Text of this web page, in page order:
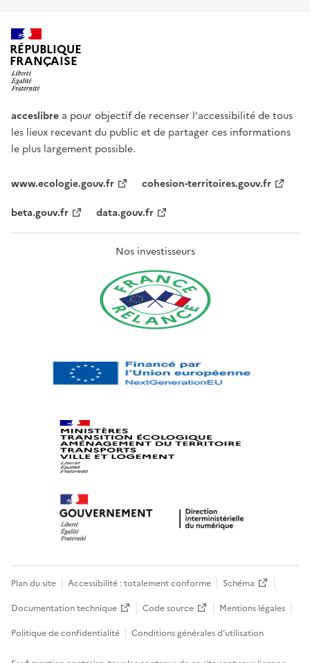
RÉPUBLIQUE
FRANÇAISE
acceslibre a pour objectif de recenser l'accessibilité de tous
les lieux recevant du public et de partager ces informations
le plus largement possible.
www.ecologie.gouv.fr
cohesion-territoires.gouv.fr
beta.gouv.fr
data.gouv.fr
Nos investisseurs
Plan du site Accessibilité : totalement conforme
Schéma
Documentation technique
Code source
Mentions légales
Politique de confidentialité
Conditions générales d’utilisation